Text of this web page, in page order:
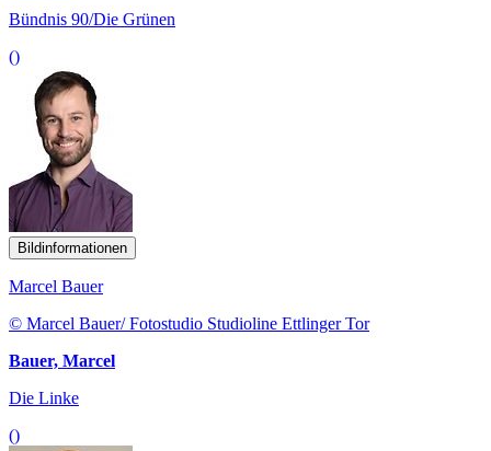
Bündnis 90/Die Grünen
()
Bildinformationen
Marcel Bauer
© Marcel Bauer/ Fotostudio Studioline Ettlinger Tor
Bauer, Marcel
Die Linke
()